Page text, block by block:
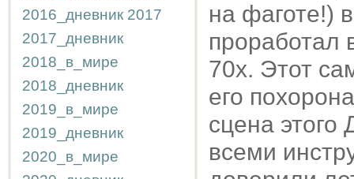
2016_дневник 2017
2017_дневник
2018_в_мире
2018_дневник
2019_в_мире
2019_дневник
2020_в_мире
на фаготе!)
проработал
70х. Этот
его
сцена этого
всеми